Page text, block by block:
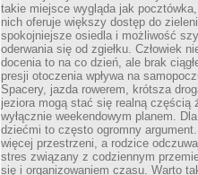
takie miejsce wygląda jak
nich oferuje większy dostęp do
spokojniejsze osiedla i możliwość
oderwania się od zgiełku. Człowiek
docenia to na co dzień, ale brak
presji otoczenia wpływa na
Spacery, jazda rowerem, krótsza
jeziora mogą stać się realną częścią
wyłącznie weekendowym planem.
dziećmi to często ogromny
więcej przestrzeni, a rodzice
stres związany z codziennym
się i organizowaniem czasu. Warto